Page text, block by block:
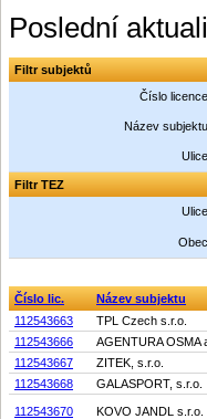
Poslední
Filtr subjektů
Číslo
Název
Filtr TEZ
Číslo lic.
Název subjektu
112543663
TPL Czech s.r.o.
112543666
AGENTURA OSMA
112543667
ZITEK, s.r.o.
112543668
GALASPORT, s.r.o.
112543670 KOVO JANDL s.r.o.